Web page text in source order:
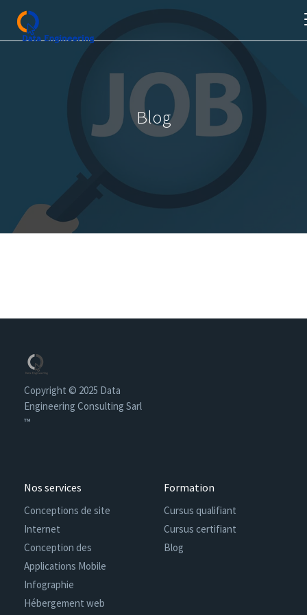
Blog
Jobs
Blog
Copyright © 2025 Data
Engineering Consulting Sarl
™
Nos services
Conceptions de site
Internet
Conception des
Applications Mobile
Infographie
Hébergement web
Formation
Cursus qualifiant
Cursus certifiant
Blog